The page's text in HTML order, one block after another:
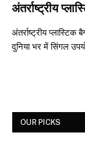
अंतर्राष्ट्रीय
अंतर्राष्ट्रीय प्लास्टिक
दुनिया भर में सिंगल
OUR PICKS